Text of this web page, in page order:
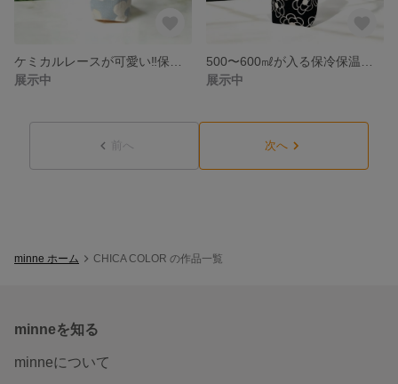
展示中
展示中
前へ 次へ
minne ホーム CHICA COLOR の作品一覧
minneを知る
minneについて